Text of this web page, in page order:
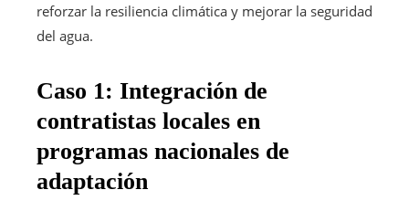
reforzar la resiliencia climática y mejorar la seguridad
del agua.
Caso 1: Integración de
contratistas locales en
programas nacionales de
adaptación